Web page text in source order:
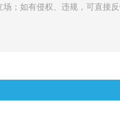
；如有侵权、违规，可直接